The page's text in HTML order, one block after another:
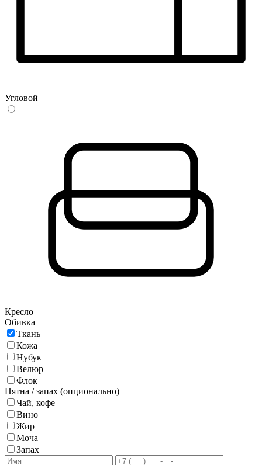
Угловой
Кресло
Обивка
Ткань
Кожа
Нубук
Велюр
Флок
Пятна / запах (опционально)
Чай, кофе
Вино
Жир
Моча
Запах